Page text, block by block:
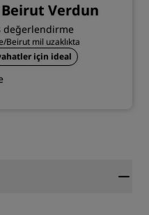
Verdun
değerlendirme
Beirut mil uzaklıkta
için ideal